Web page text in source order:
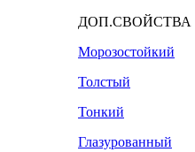
ДОП.СВОЙСТВА
Морозостойкий
Толстый
Тонкий
Глазурованный